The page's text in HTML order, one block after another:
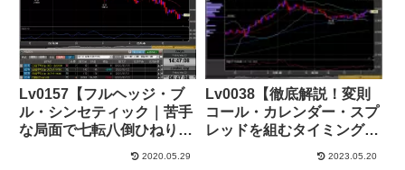
Lv0157【フルヘッジ・ブ
ル・シンセティック｜苦手
な局面で七転八倒ひねり出
2020.05.29
Lv0038【徹底解説！変則
コール・カレンダー・スプ
レッドを組むタイミングや
2023.05.20